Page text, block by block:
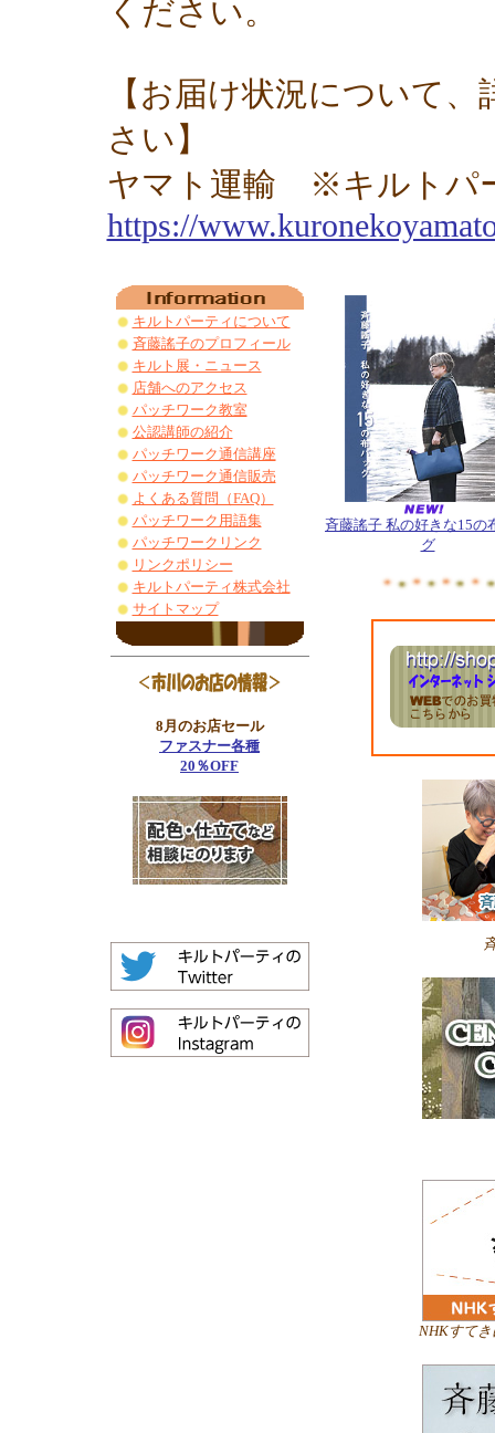
ください。
【お届け状況について
さい】
ヤマト運輸 ※キルトパ
https://
キルトパーティについて
斉藤謠子のプロフィール
キルト展・ニュース
店舗へのアクセス
パッチワーク教室
公認講師の紹介
パッチワーク通信講座
パッチワーク通信販売
よくある質問（FAQ）
パッチワーク用語集
パッチワークリンク
リンクポリシー
キルトパーティ株式会社
サイトマップ
8月のお店セール
ファスナー各種
20％OFF
斉藤謠子 私の好きな15の
グ
NHKすて